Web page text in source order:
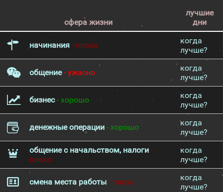
сфера жизни
лучшие
дни
начинания - плохо
когда
лучше?
общение- ужасно
когда
лучше?
бизнес- хорошо
когда
лучше?
денежные операции - хорошо
когда
лучше?
общение с начальством, налоги -
плохо
когда
лучше?
смена места работы - плохо
когда
лучше?